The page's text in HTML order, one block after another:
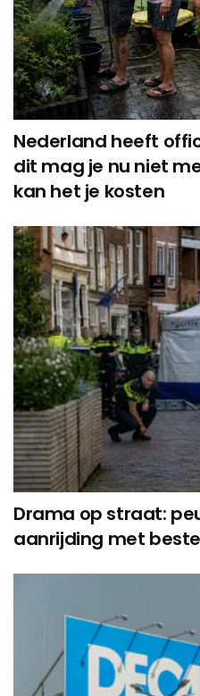
Nederland heeft
dit mag je nu niet
kan het je kosten
Drama op straat:
aanrijding met